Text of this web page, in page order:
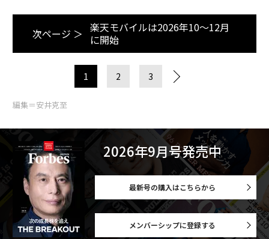
次ページ ＞ 楽天モバイルは2026年10～12月
に開始
1 2 3
編集＝安井克至
2026年9月号発売中
最新号の購入はこちらから
メンバーシップに登録する